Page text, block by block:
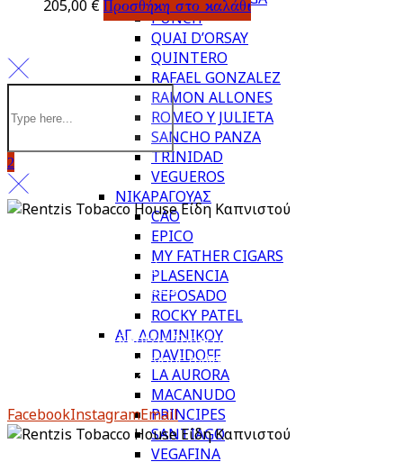
PUNCH
QUAI D’ORSAY
QUINTERO
RAFAEL GONZALEZ
RAMON ALLONES
ROMEO Y JULIETA
SANCHO PANZA
TRINIDAD
VEGUEROS
ΝΙΚΑΡΑΓΟΥΑΣ
CAO
EPICO
MY FATHER CIGARS
PLASENCIA
REPOSADO
ROCKY PATEL
ΑΓ. ΔΟΜΙΝΙΚΟΥ
DAVIDOFF
LA AURORA
MACANUDO
PRINCIPES
SANTIAGO
VEGAFINA
205,00 € Προσθήκη στο καλάθι
Πληρωμή & Παραλαβή
Επιστροφές & Ακυρώσεις
Από το 1983, το Rentzis Tobacco House είναι ιστορικό
στέκι για τους μυημένους αλλά και για τους νέους
λάτρεις του καπνού.
FacebookInstagramEmail